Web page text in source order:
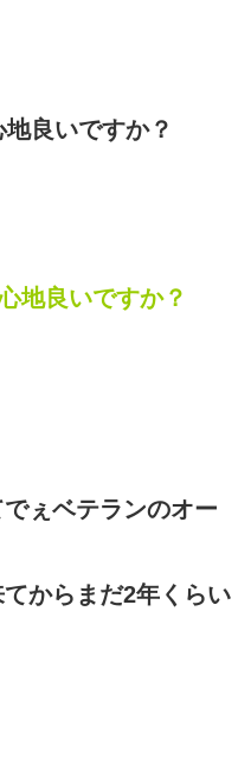
良いですか？
地良いですか？
ぇベテランのオー
からまだ2年くらい